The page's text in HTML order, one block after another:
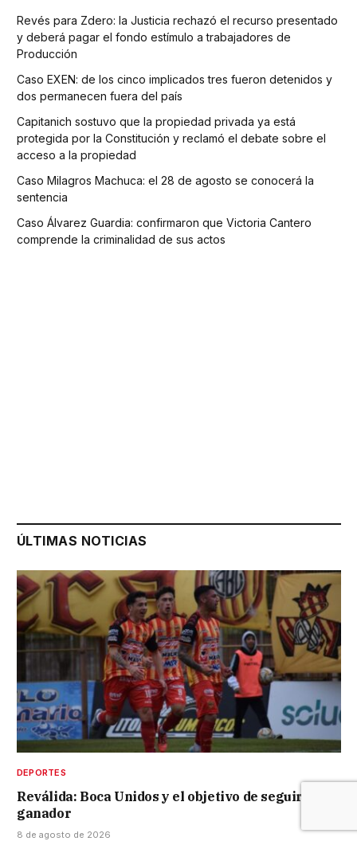
Revés para Zdero: la Justicia rechazó el recurso presentado
y deberá pagar el fondo estímulo a trabajadores de
Producción
Caso EXEN: de los cinco implicados tres fueron detenidos y
dos permanecen fuera del país
Capitanich sostuvo que la propiedad privada ya está
protegida por la Constitución y reclamó el debate sobre el
acceso a la propiedad
Caso Milagros Machuca: el 28 de agosto se conocerá la
sentencia
Caso Álvarez Guardia: confirmaron que Victoria Cantero
comprende la criminalidad de sus actos
ÚLTIMAS NOTICIAS
DEPORTES
Reválida: Boca Unidos y el objetivo de seguir en
ganador
8 de agosto de 2026